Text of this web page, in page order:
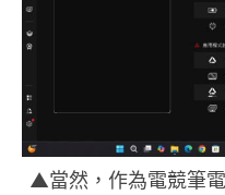
▲當然，作為電競筆